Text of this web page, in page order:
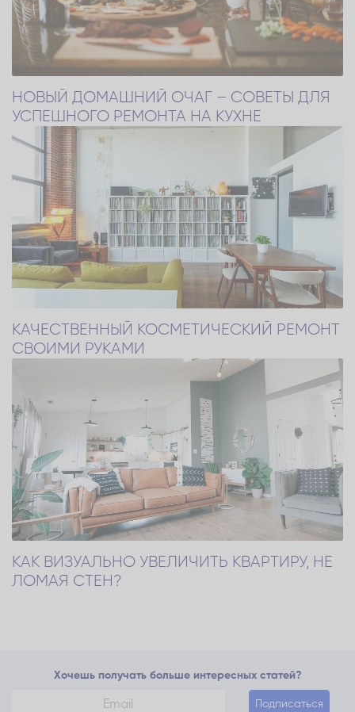
НОВЫЙ ДОМАШНИЙ ОЧАГ – СОВЕТЫ ДЛЯ
УСПЕШНОГО РЕМОНТА НА КУХНЕ
КАЧЕСТВЕННЫЙ КОСМЕТИЧЕСКИЙ РЕМОНТ
СВОИМИ РУКАМИ
КАК ВИЗУАЛЬНО УВЕЛИЧИТЬ КВАРТИРУ, НЕ
ЛОМАЯ СТЕН?
Хочешь получать больше интересных статей?
Подписаться